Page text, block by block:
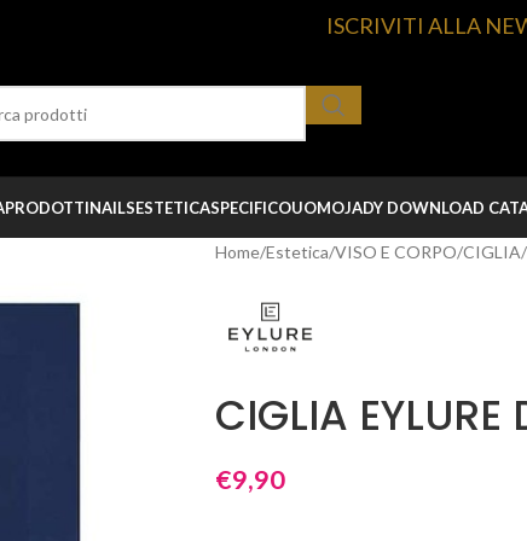
ISCRIVITI ALLA
PRODOTTINAILSESTETICASPECIFICOUOMOJADY DOWNLOAD
Home/Estetica/VISO E CORPO/CIGLIA/
CIGLIA
€9,90